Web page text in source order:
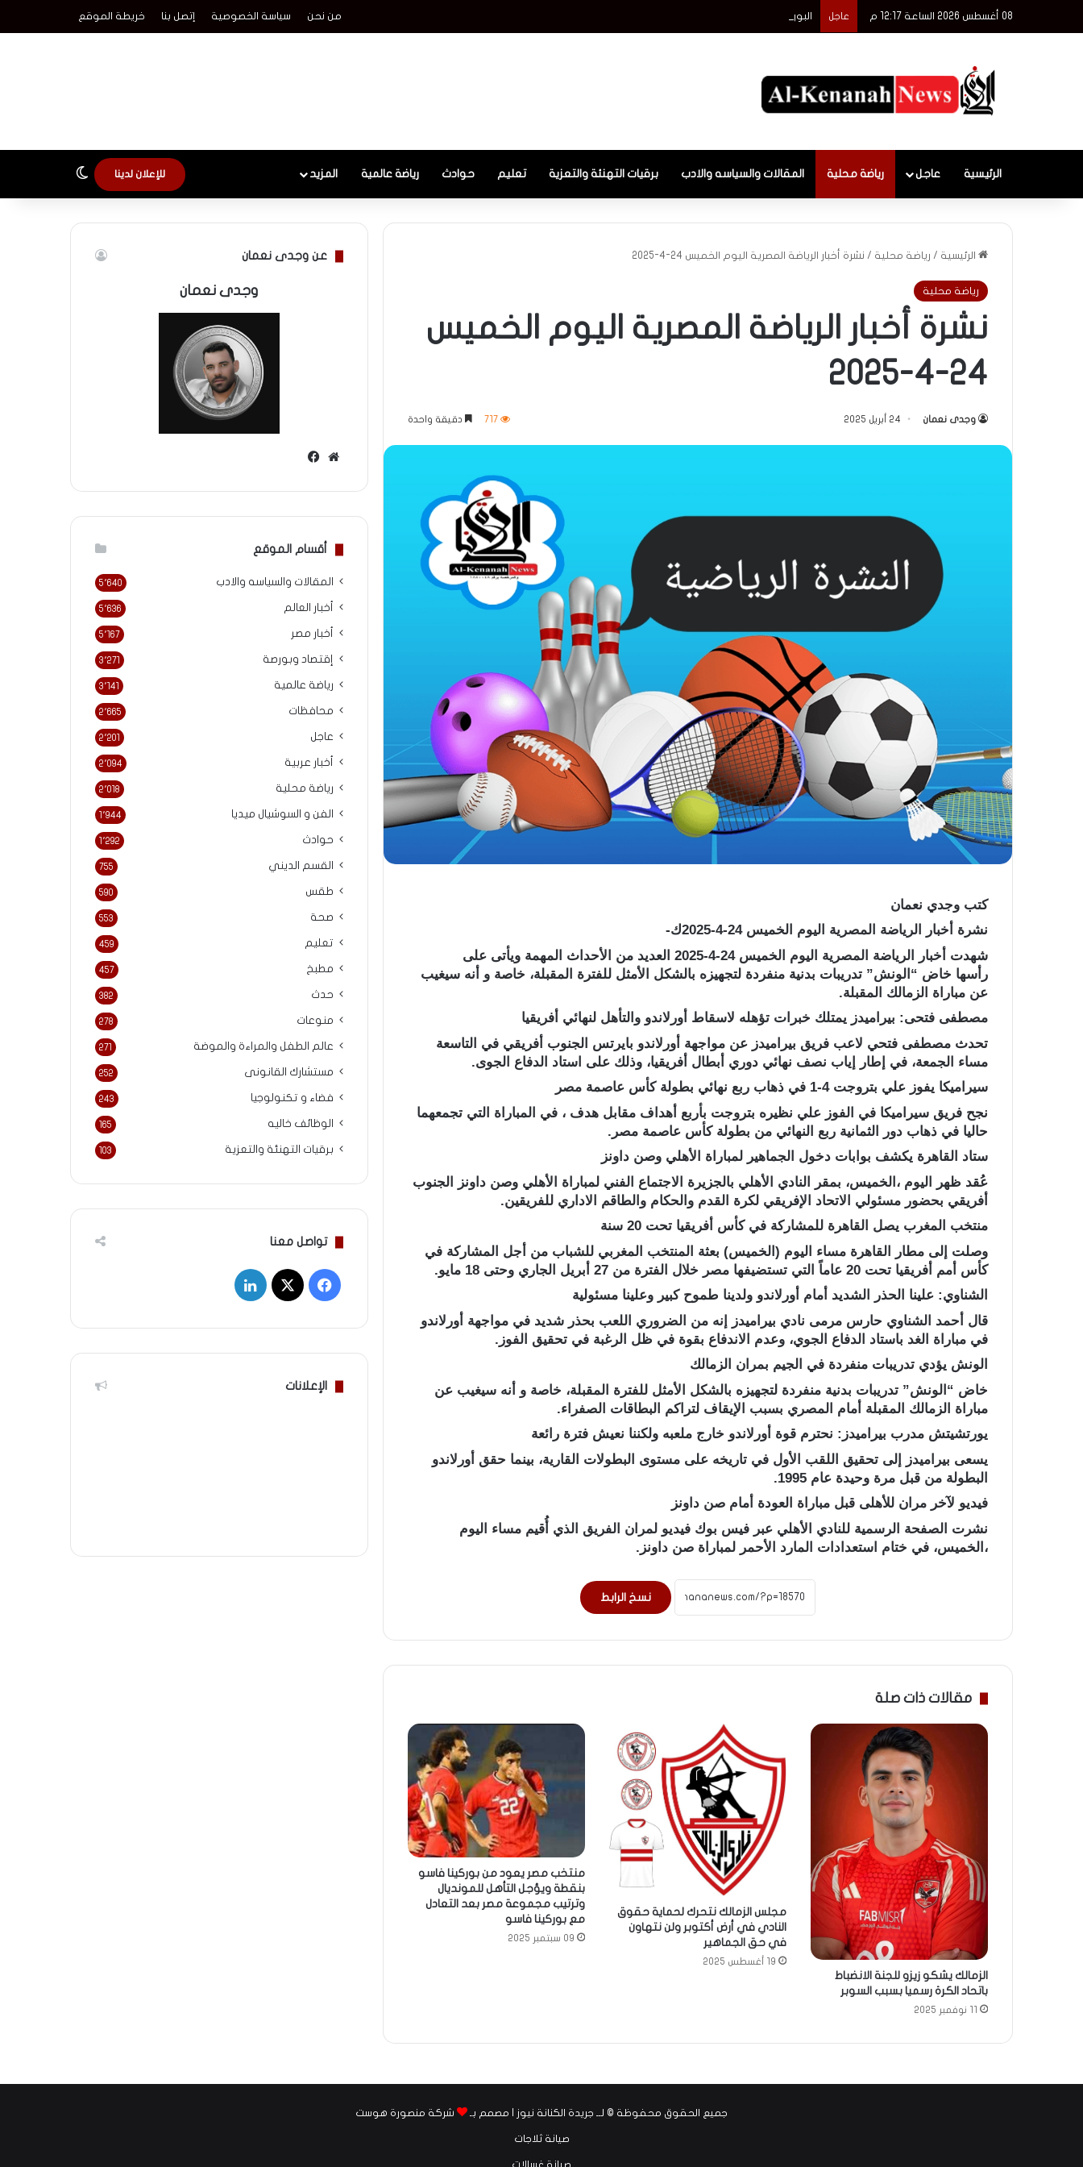
08 أغسطس 2026 الساعة 12:17 م عاجل البورصة المصرية: 68.7 مليار جنيه قيمة تداول الأسهم بارتفاع 24.2% خلال أسبوع من نحن سياسة الخصوصية إتصل بنا خريطة الموقع
الرئيسية عاجل رياضة محلية المقالات والسياسه والادب برقيات التهنئة والتعزية تعليم حوادث رياضة عالمية المزيد للإعلان لدينا الوضع المظلم
الرئيسية / رياضة محلية / نشرة أخبار الرياضة المصرية اليوم الخميس 24-4-2025
رياضة محلية
نشرة أخبار الرياضة المصرية اليوم الخميس
24-4-2025
وجدى نعمان 24 أبريل 2025 717 دقيقة واحدة
كتب وجدي نعمان
نشرة أخبار الرياضة المصرية اليوم الخميس 24-4-2025ك-
شهدت أخبار الرياضة المصرية اليوم الخميس 24-4-2025 العديد من الأحداث المهمة ويأتى على
رأسها خاض “الونش” تدريبات بدنية منفردة لتجهيزه بالشكل الأمثل للفترة المقبلة، خاصة و أنه سيغيب
عن مباراة الزمالك المقبلة.
مصطفى فتحى: بيراميدز يمتلك خبرات تؤهله لاسقاط أورلاندو والتأهل لنهائي أفريقيا
تحدث مصطفى فتحي لاعب فريق بيراميدز عن مواجهة أورلاندو بايرتس الجنوب أفريقي في التاسعة
مساء الجمعة، في إطار إياب نصف نهائي دوري أبطال أفريقيا، وذلك على استاد الدفاع الجوى.
سيراميكا يفوز علي بتروجت 4-1 في ذهاب ربع نهائي بطولة كأس عاصمة مصر
نجح فريق سيراميكا في الفوز علي نظيره بتروجت بأربع أهداف مقابل هدف ، في المباراة التي تجمعهما
حاليا في ذهاب دور الثمانية ربع النهائي من بطولة كأس عاصمة مصر.
ستاد القاهرة يكشف بوابات دخول الجماهير لمباراة الأهلي وصن داونز
عُقد ظهر اليوم ،الخميس، بمقر النادي الأهلي بالجزيرة الاجتماع الفني لمباراة الأهلي وصن داونز الجنوب
أفريقي بحضور مسئولي الاتحاد الإفريقي لكرة القدم والحكام والطاقم الاداري للفريقين.
منتخب المغرب يصل القاهرة للمشاركة في كأس أفريقيا تحت 20 سنة
وصلت إلى مطار القاهرة مساء اليوم (الخميس) بعثة المنتخب المغربي للشباب من أجل المشاركة في
كأس أمم أفريقيا تحت 20 عاماً التي تستضيفها مصر خلال الفترة من 27 أبريل الجاري وحتى 18 مايو.
الشناوي: علينا الحذر الشديد أمام أورلاندو ولدينا طموح كبير وعلينا مسئولية
قال أحمد الشناوي حارس مرمى نادي بيراميدز إنه من الضروري اللعب بحذر شديد في مواجهة أورلاندو
في مباراة الغد باستاد الدفاع الجوي، وعدم الاندفاع بقوة في ظل الرغبة في تحقيق الفوز.
الونش يؤدي تدريبات منفردة في الجيم بمران الزمالك
خاض “الونش” تدريبات بدنية منفردة لتجهيزه بالشكل الأمثل للفترة المقبلة، خاصة و أنه سيغيب عن
مباراة الزمالك المقبلة أمام المصري بسبب الإيقاف لتراكم البطاقات الصفراء.
يورتشيتش مدرب بيراميدز: نحترم قوة أورلاندو خارج ملعبه ولكننا نعيش فترة رائعة
يسعى بيراميدز إلى تحقيق اللقب الأول في تاريخه على مستوى البطولات القارية، بينما حقق أورلاندو
البطولة من قبل مرة وحيدة عام 1995.
فيديو لآخر مران للأهلى قبل مباراة العودة أمام صن داونز
نشرت الصفحة الرسمية للنادي الأهلي عبر فيس بوك فيديو لمران الفريق الذي أُقيم مساء اليوم
،الخميس، في ختام استعدادات المارد الأحمر لمباراة صن داونز.
نسخ الرابط
مقالات ذات صلة
الزمالك يشكو زيزو للجنة الانضباط
باتحاد الكرة رسميا بسبب السوبر
11 نوفمبر 2025
مجلس الزمالك نتحرك لحماية حقوق
النادي في أرض أكتوبر ولن نتهاون
في حق الجماهير
19 أغسطس 2025
منتخب مصر يعود من بوركينا فاسو
بنقطة ويؤجل التأهل للمونديال
وترتيب مجموعة مصر بعد التعادل
مع بوركينا فاسو
09 سبتمبر 2025
عن وجدى نعمان
وجدى نعمان
موقع
أقسام الموقع
المقالات والسياسه والادب 5٬640
أخبار العالم 5٬636
أخبار مصر 5٬167
إقتصاد وبورصة 3٬271
رياضة عالمية 3٬141
محافظات 2٬665
عاجل 2٬201
أخبار عربية 2٬094
رياضة محلية 2٬018
الفن و السوشيال ميديا 1٬944
حوادث 1٬292
القسم الديني 755
طقس 590
صحة 553
تعليم 459
مطبخ 457
حدث 382
منوعات 278
عالم الطفل والمراءة والموضة 271
مستشارك القانونى 252
فضاء و تكنولوجيا 243
الوظائف خاليه 165
برقيات التهنئة والتعزية 103
تواصل معنا
فيسبوك
‫X لينكدإن
الإعلانات
جميع الحقوق محفوظة © لــ جريدة الكنانة نيوز | مصمم بـ شركة منصورة هوست
صيانة ثلاجات
صيانة غسالات